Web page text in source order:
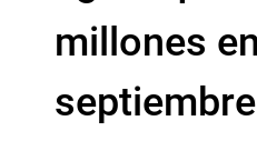
millones en
septiembre